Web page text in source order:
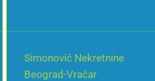
Simonović Nekretnine
Beograd-Vračar